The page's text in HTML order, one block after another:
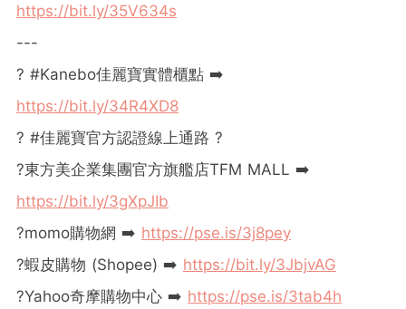
https://bit.ly/35V634s
---
? #Kanebo佳麗寶實體櫃點 ➡️
https://bit.ly/34R4XD8
? #佳麗寶官方認證線上通路 ?
?東方美企業集團官方旗艦店TFM MALL ➡️
https://bit.ly/3gXpJIb
?momo購物網 ➡️ https://pse.is/3j8pey
?蝦皮購物 (Shopee) ➡️ https://bit.ly/3JbjvAG
?Yahoo奇摩購物中心 ➡️ https://pse.is/3tab4h